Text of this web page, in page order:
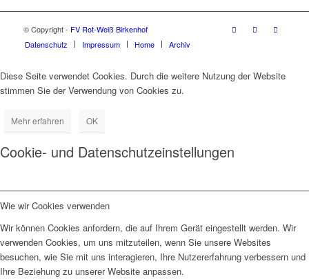
© Copyright - FV Rot-Weiß Birkenhof
Datenschutz
Impressum Home Archiv
Diese Seite verwendet Cookies. Durch die weitere Nutzung der Website
stimmen Sie der Verwendung von Cookies zu.
Mehr erfahren OK
Cookie- und Datenschutzeinstellungen
Wie wir Cookies verwenden
Wir können Cookies anfordern, die auf Ihrem Gerät eingestellt werden. Wir
verwenden Cookies, um uns mitzuteilen, wenn Sie unsere Websites
besuchen, wie Sie mit uns interagieren, Ihre Nutzererfahrung verbessern und
Ihre Beziehung zu unserer Website anpassen.